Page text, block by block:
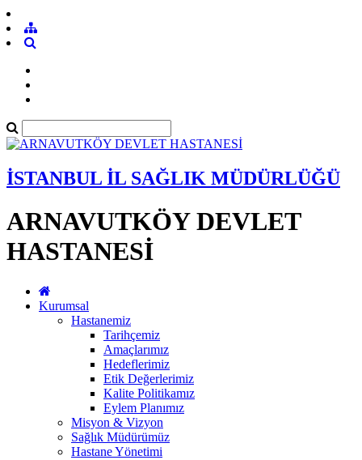
İSTANBUL İL SAĞLIK MÜDÜRLÜĞÜ
ARNAVUTKÖY DEVLET
HASTANESİ
Kurumsal
Hastanemiz
Tarihçemiz
Amaçlarımız
Hedeflerimiz
Etik Değerlerimiz
Kalite Politikamız
Eylem Planımız
Misyon & Vizyon
Sağlık Müdürümüz
Hastane Yönetimi